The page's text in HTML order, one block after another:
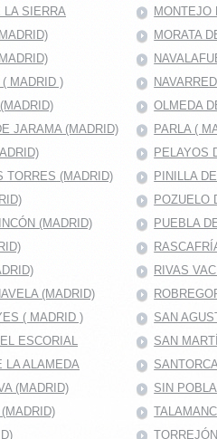
LA SIERRA
MONTEJO
MORATA
( MADRID )
OLMEDA
JARAMA (MADRID)
PARLA (
PELAYOS
TORRES (MADRID)
PINILLA
POZUELO
(MADRID)
PUEBLA
RIVAS
(MADRID)
( MADRID )
SAN
ESCORIAL
SAN
LA ALAMEDA
(MADRID)
SIN